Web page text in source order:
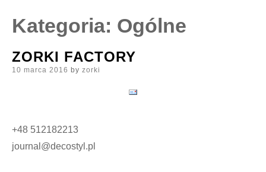
Kategoria: Ogólne
ZORKI FACTORY
Posted
10 marca 2016 by zorki
+48 512182213
journal@decostyl.pl